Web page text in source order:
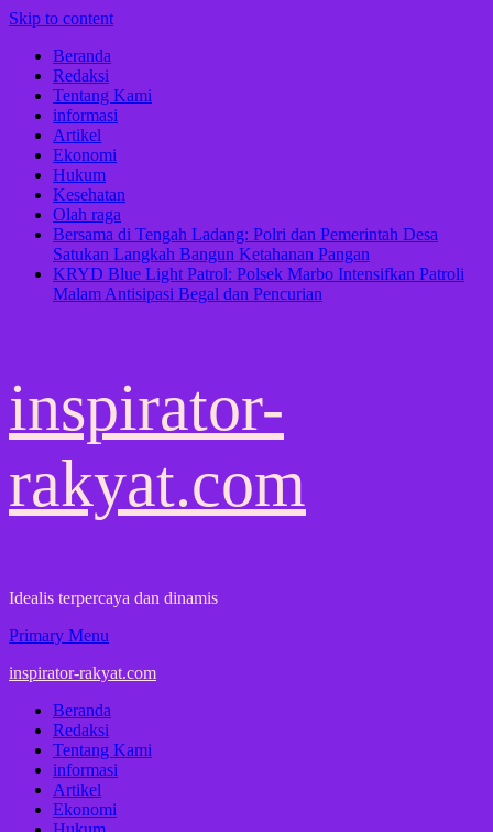
Skip to content
Beranda
Redaksi
Tentang Kami
informasi
Artikel
Ekonomi
Hukum
Kesehatan
Olah raga
Bersama di Tengah Ladang: Polri dan Pemerintah Desa
Satukan Langkah Bangun Ketahanan Pangan
KRYD Blue Light Patrol: Polsek Marbo Intensifkan Patroli
Malam Antisipasi Begal dan Pencurian
inspirator-
rakyat.com
Idealis terpercaya dan dinamis
Primary Menu
inspirator-rakyat.com
Beranda
Redaksi
Tentang Kami
informasi
Artikel
Ekonomi